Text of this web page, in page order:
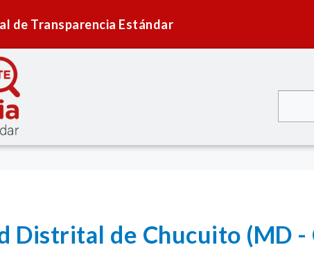
de Transparencia Estándar
Distrital de Chucuito (MD -